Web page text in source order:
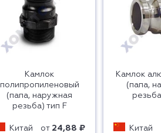
Камлок
полипропиленовый
(папа, наружная
резьба) тип F
Китай от 24,88 ₽
Камлок
(папа,
Китай